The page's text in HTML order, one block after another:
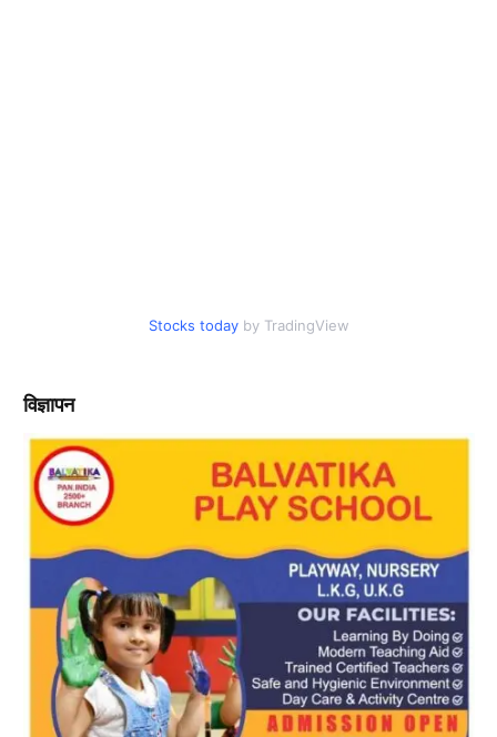
Stocks today by TradingView
विज्ञापन